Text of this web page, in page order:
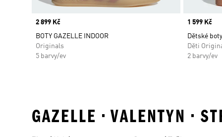
Price
2 899 Kč
BOTY GAZELLE INDOOR
Originals
5 barvy/ev
Price
1 599 Kč
Dětské
Děti
2 barvy/ev
GAZELLE • VALENTYN •